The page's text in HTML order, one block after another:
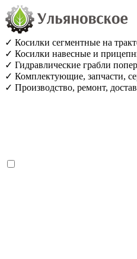
✓ Косилки сегментные на
✓ Косилки навесные и
✓ Гидравлические грабли
✓ Комплектующие, запчасти,
✓ Производство, ремонт,